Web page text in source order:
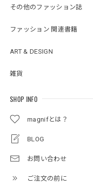
その他のファッション誌
ファッション 関連書籍
ART & DESIGN
雑貨
SHOP INFO
magnifとは？
BLOG
お問い合わせ
ご注文の前に